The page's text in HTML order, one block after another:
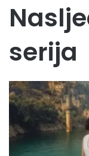
serija